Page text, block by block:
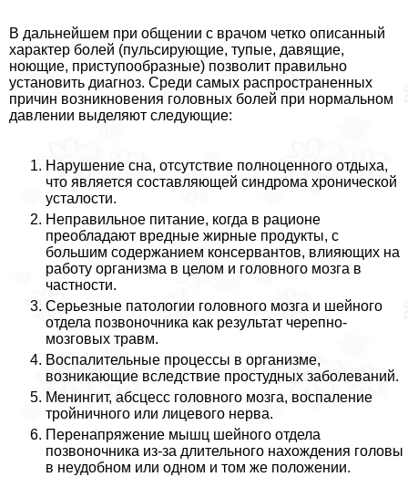
В дальнейшем при общении с врачом четко описанный
хаpaктер болей (пульсирующие, тупые, давящие,
ноющие, приступообразные) позволит правильно
установить диагноз. Среди самых распространенных
причин возникновения головных болей при нормальном
давлении выделяют следующие:
Нарушение сна, отсутствие полноценного отдыха,
что является составляющей синдрома хронической
усталости.
Неправильное питание, когда в рационе
преобладают вредные жирные продукты, с
большим содержанием консервантов, влияющих на
работу организма в целом и головного мозга в
частности.
Серьезные патологии головного мозга и шейного
отдела позвоночника как результат черепно-
мозговых травм.
Воспалительные процессы в организме,
возникающие вследствие простудных заболеваний.
Менингит, абсцесс головного мозга, воспаление
тройничного или лицевого нерва.
Перенапряжение мышц шейного отдела
позвоночника из-за длительного нахождения головы
в неудобном или одном и том же положении.